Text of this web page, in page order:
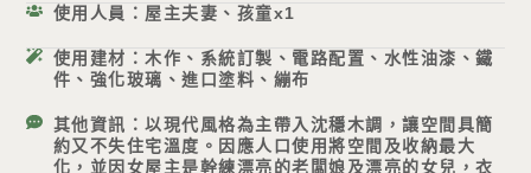
使用人員：屋主夫妻、孩童x1
使用建材：木作、系統訂製、電路配置、水性油漆、鐵
件、強化玻璃、進口塗料、繃布
其他資訊：以現代風格為主帶入沈穩木調，讓空間具簡
約又不失住宅溫度。因應人口使用將空間及收納最大
化，並因女屋主是幹練漂亮的老闆娘及漂亮的女兒，衣